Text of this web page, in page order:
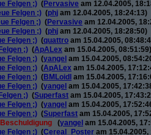
Felgen ;) (Pervasive am 12.04.2005,
Felgen ;) (phj am 12.04.2005, 18:24:13)
Felgen ;) (Pervasive am 12.04.2005,
Felgen ;) (phj am 12.04.2005, 18:28:50)
Felgen ;) (quattro am 15.04.2005,
;) (ApALex am 15.04.2005, 08:51:59)
Felgen ;) (yangel am 15.04.2005,
Felgen ;) (ApALex am 15.04.2005,
Felgen ;) (BMLoidl am 15.04.2005,
Felgen ;) (yangel am 15.04.2005,
;) (Superfast am 15.04.2005,
Felgen ;) (yangel am 15.04.2005,
Felgen ;) (Superfast am 15.04.2005,
(yangel am 15.04.2005,
Felgen ;) (Cereal_Poster am 15.04.2005,